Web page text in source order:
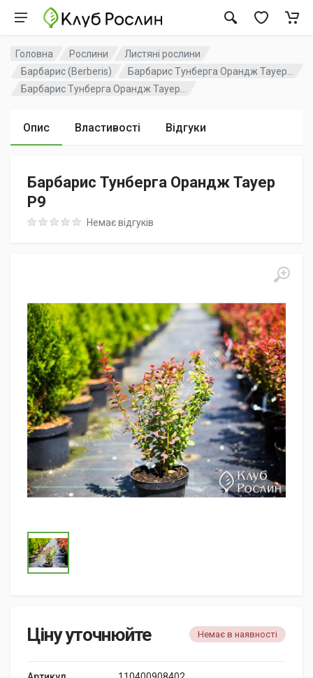
Головна Рослини
Листяні рослини
Барбарис (Berberis)
Барбарис Тунберга Орандж Тауер...
Барбарис Тунберга Орандж Тауер...
Опис Властивості Відгуки
Барбарис Тунберга Орандж Тауер
P9
Rating: 0 out of 5Немає відгуків
Ціну уточнюйте Немає в наявності